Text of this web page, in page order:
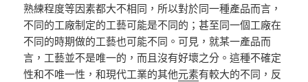
熟練程度等因素都大不相同，所以對於同一種產品而言，
不同的工廠制定的工藝可能是不同的；甚至同一個工廠在
不同的時期做的工藝也可能不同。可見，就某一產品而
言，工藝並不是唯一的，而且沒有好壞之分。這種不確定
性和不唯一性，和現代工業的其他元素有較大的不同，反